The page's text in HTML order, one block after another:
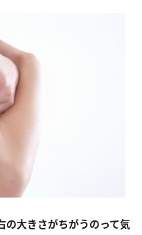
の大きさがちがうのって気